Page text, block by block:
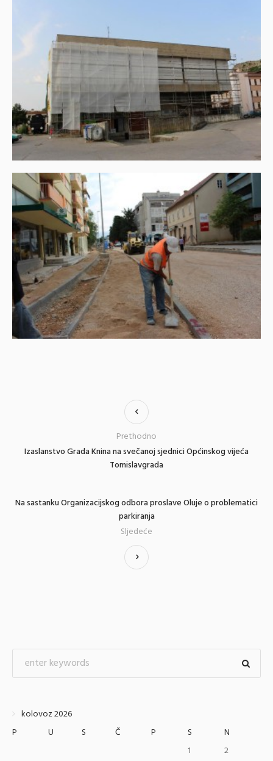
Izaslanstvo Grada Knina na svečanoj sjednici Općinskog vijeća
Tomislavgrada
Prethodno
Na sastanku Organizacijskog odbora proslave Oluje o problematici
parkiranja
Sljedeće
kolovoz 2026
P
U S Č P S
N
1
2